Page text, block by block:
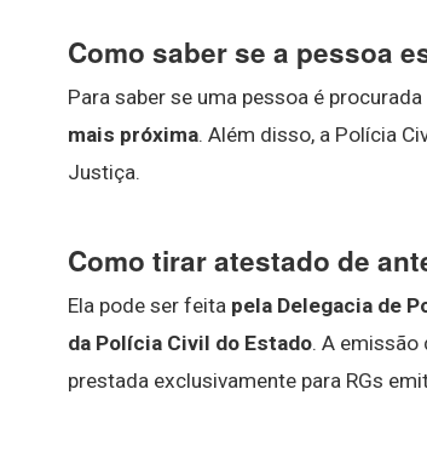
Como saber se a pessoa
Para saber se uma pessoa é
mais próxima. Além disso, a Polícia
Justiça.
Como tirar atestado de
Ela pode ser feita pela Delegacia de
da Polícia Civil do Estado. A emissão
prestada exclusivamente para RGs